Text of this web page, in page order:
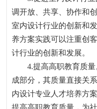
调开放、共享、协作和
室内设计行业的创新和
养方案实践可以注重创
计行业的创新和发展。
4.提高高职教育质
成部分 ，其质量直接关
内设计专业人才培养方
提高高职教育质量 ， 为